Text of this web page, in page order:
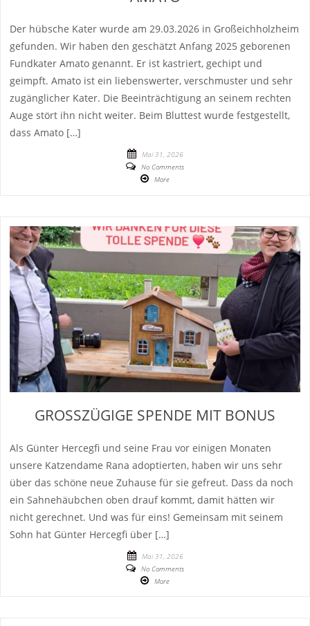
Der hübsche Kater wurde am 29.03.2026 in Großeichholzheim
gefunden. Wir haben den geschätzt Anfang 2025 geborenen
Fundkater Amato genannt. Er ist kastriert, gechipt und
geimpft. Amato ist ein liebenswerter, verschmuster und sehr
zugänglicher Kater. Die Beeinträchtigung an seinem rechten
Auge stört ihn nicht weiter. Beim Bluttest wurde festgestellt,
dass Amato […]
Mai 31, 2026
No Comments
More
GROSSZÜGIGE SPENDE MIT BONUS
Als Günter Hercegfi und seine Frau vor einigen Monaten
unsere Katzendame Rana adoptierten, haben wir uns sehr
über das schöne neue Zuhause für sie gefreut. Dass da noch
ein Sahnehäubchen oben drauf kommt, damit hätten wir
nicht gerechnet. Und was für eins! Gemeinsam mit seinem
Sohn hat Günter Hercegfi über […]
Mai 31, 2026
No Comments
More